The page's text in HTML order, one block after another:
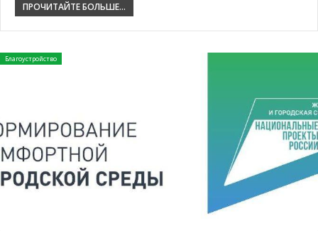
ПРОЧИТАЙТЕ БОЛЬШЕ...
Благоустройство